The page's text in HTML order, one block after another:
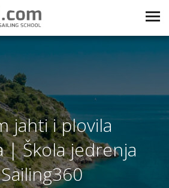
jahti i plovila
| Škola jedrenja